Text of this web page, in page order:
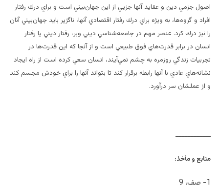
اصول جزمي دين و عقايد آنها جزيي از اين جهان‌بيني است و براي درك رفتار
افراد و گروه‌ها، به ويژه براي درك رفتار اقتصادي آنها، ناگزير بايد جهان‌بيني آنان
را نيز درك كرد. عنصر مهم در جامعه‌شناسي ديني وبر، رفتار ديني يا رفتار
انسان در برابر قدرت‌هاي فوق طبيعي است و از آنجا كه اين قدرت‌ها در
تجربيات زندگي روزمره به چشم نمي‌آيند، انسان سعي كرده است از راه ايجاد
نشانه‌هاي عادي با آنها رابطه برقرار كند تا بتواند آنها را براي خودش مجسم كند
و از عملشان سر درآورد.
____________
منابع و مأخذ:
1- صف، 9